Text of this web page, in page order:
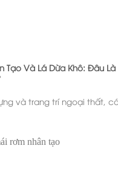
Tạo Và Lá Dừa Khô: Đâu
và trang trí ngoại thất,